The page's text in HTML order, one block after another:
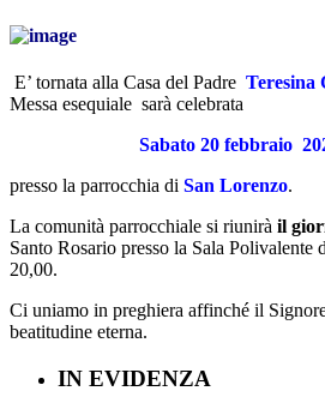
E’ tornata alla Casa del Padre
Messa esequiale sarà celebrata
Sabato 20 febbraio
presso la parrocchia di San Lorenzo.
La comunità parrocchiale si riunirà il
Santo Rosario presso la Sala Polivalente
20,00.
Ci uniamo in preghiera affinché il
beatitudine eterna.
IN EVIDENZA